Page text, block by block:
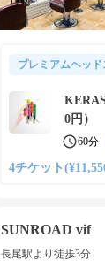
プレミアムヘッド
0円）
60分
4チケット
SUNROAD vif
長尾駅より徒歩3分